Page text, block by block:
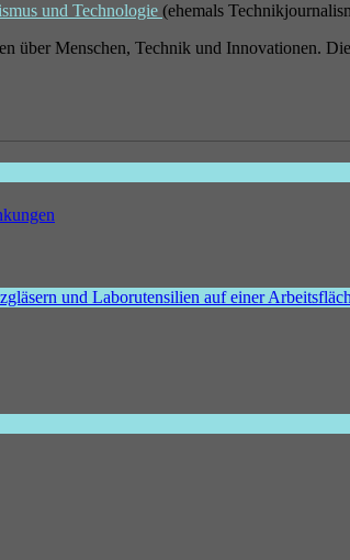
und Technologie (ehemals
über Menschen, Technik und Innovationen.